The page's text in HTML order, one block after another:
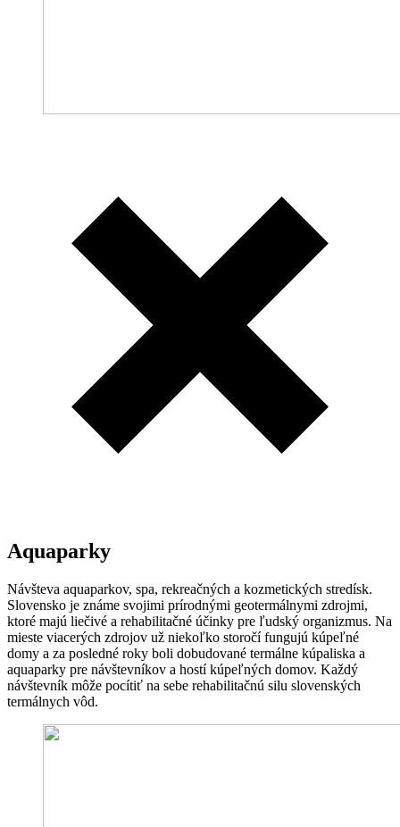
Aquaparky
Návšteva aquaparkov, spa, rekreačných a kozmetických stredísk.
Slovensko je známe svojimi prírodnými geotermálnymi zdrojmi,
ktoré majú liečivé a rehabilitačné účinky pre ľudský organizmus. Na
mieste viacerých zdrojov už niekoľko storočí fungujú kúpeľné
domy a za posledné roky boli dobudované termálne kúpaliska a
aquaparky pre návštevníkov a hostí kúpeľných domov. Každý
návštevník môže pocítiť na sebe rehabilitačnú silu slovenských
termálnych vôd.